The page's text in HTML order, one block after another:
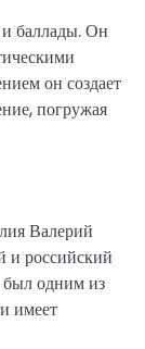
баллады. Он
он создает
погружая
Валерий
и российский
был одним из
имеет